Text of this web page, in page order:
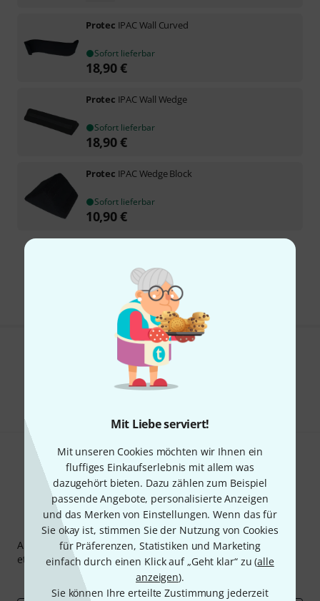
Mit Liebe serviert!
Mit unseren Cookies möchten wir Ihnen ein
fluffiges Einkaufserlebnis mit allem was
dazugehört bieten. Dazu zählen zum Beispiel
passende Angebote, personalisierte Anzeigen
und das Merken von Einstellungen. Wenn das für
Sie okay ist, stimmen Sie der Nutzung von Cookies
für Präferenzen, Statistiken und Marketing
einfach durch einen Klick auf „Geht klar“ zu (alle
anzeigen).
Sie können Ihre erteilte Zustimmung jederzeit
Protec IPAC Wall Curved
Sofort lieferbar
18,90€
Protec IPAC Wall Wedge
Sofort lieferbar
18,90€
Protec IPAC Wedge Block
Sofort lieferbar
10,90€
Alle Preise inkl. MwSt.
Gefällt Ihnen, was Sie sehen?
Teilen Hilfe & Feedback
Thomann Newsletter
Abonniere den Thomann Newsletter und gewinne mit
etwas Glück einen von50 Gutscheinenüber jeweils50€
Inspirierende Beiträge
Deals